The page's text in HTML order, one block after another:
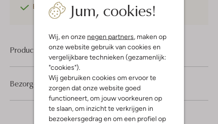
Jum, cookies!
Wij, en onze negen partners, maken op
onze website gebruik van cookies en
vergelijkbare technieken (gezamenlijk:
"cookies").
Wij gebruiken cookies om ervoor te
zorgen dat onze website goed
functioneert, om jouw voorkeuren op
te slaan, om inzicht te verkrijgen in
bezoekersgedrag en om een profiel op
Betaal achteraf
Product informatie
Bezorgen & retourneren